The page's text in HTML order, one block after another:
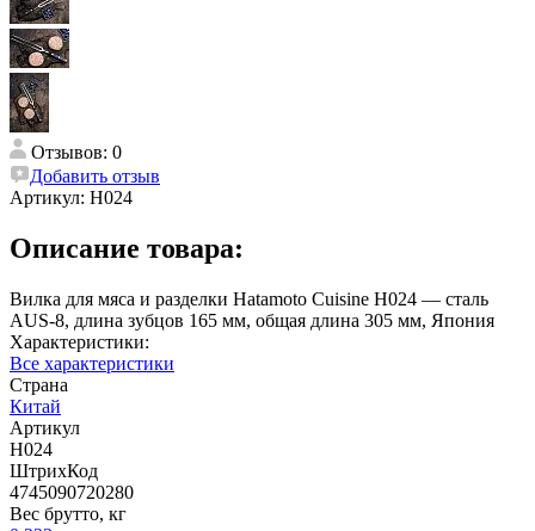
Отзывов: 0
Добавить отзыв
Артикул: H024
Описание товара:
Вилка для мяса и разделки Hatamoto Cuisine H024 — сталь
AUS-8, длина зубцов 165 мм, общая длина 305 мм, Япония
Характеристики:
Все характеристики
Страна
Китай
Артикул
H024
ШтрихКод
4745090720280
Вес брутто, кг